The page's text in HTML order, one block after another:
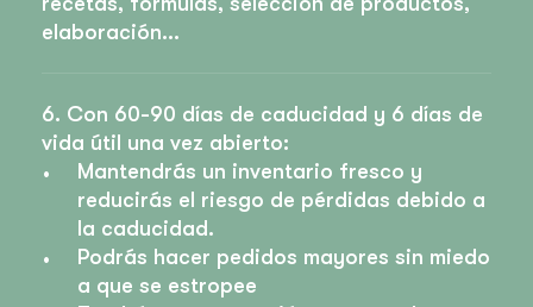
elaboración…
6. Con 60-90 días de caducidad y 6 días de
vida útil una vez abierto:
Mantendrás un inventario fresco y
reducirás el riesgo de pérdidas debido a
la caducidad.
Podrás hacer pedidos mayores sin miedo
a que se estropee